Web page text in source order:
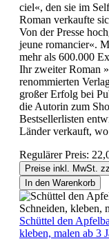
ciel«, den sie im
Roman verkaufte
Von der Presse
jeune romancier«.
mehr als 600.000
Ihr zweiter Roman
renommierten
großer Erfolg bei
die Autorin zum
Bestsellerlisten
Länder verkauft, wo
Regulärer Preis:
Preise inkl. MwSt.
In den Warenkorb
Schüttel den
kleben, malen ab 3